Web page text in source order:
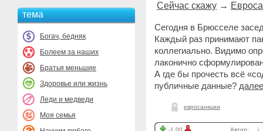
тема
Богач, бедняк
Болеем за наших
Братья меньшие
Здоровье или жизнь
Леди и медведи
Моя семья
Сейчас скажу →
Сегодня в Брюсселе
Каждый раз принимают
коллегиально. Видимо
лаконично
А где бы прочесть всё
публичные данные?
евросанкции
-1.00 Автор: __i